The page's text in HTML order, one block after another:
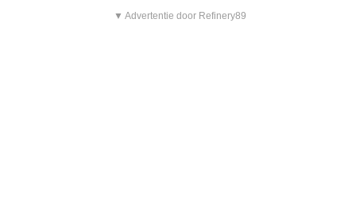
▼ Advertentie door Refinery89